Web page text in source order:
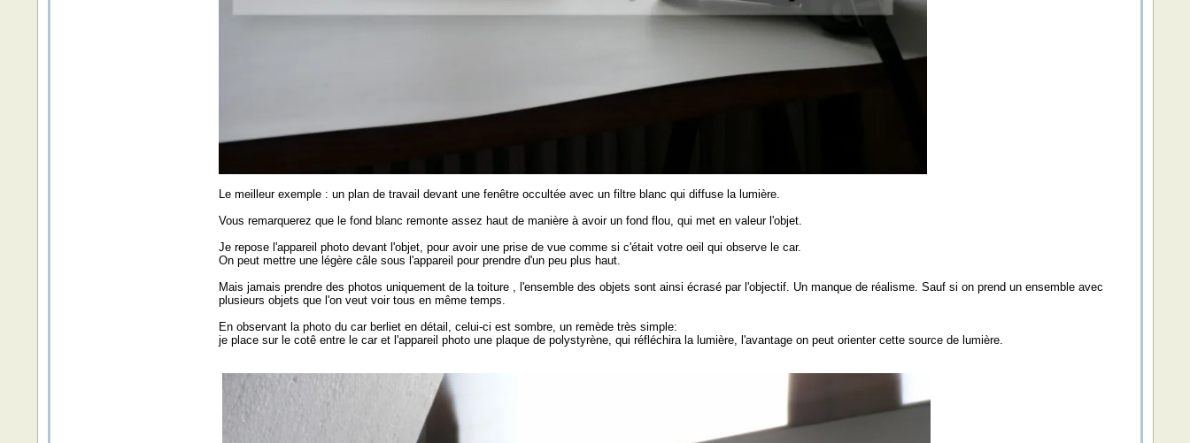
Le meilleur exemple : un plan de travail devant une fenêtre occultée avec un filtre blanc qui diffuse la lumière.
Vous remarquerez que le fond blanc remonte assez haut de manière à avoir un fond flou, qui met en valeur l'objet.
Je repose l'appareil photo devant l'objet, pour avoir une prise de vue comme si c'était votre oeil qui observe le car.
On peut mettre une légère câle sous l'appareil pour prendre d'un peu plus haut.
Mais jamais prendre des photos uniquement de la toiture , l'ensemble des objets sont ainsi écrasé par l'objectif. Un manque de réalisme. Sauf si on prend un ensemble avec
plusieurs objets que l'on veut voir tous en même temps.
En observant la photo du car berliet en détail, celui-ci est sombre, un remède très simple:
je place sur le cotê entre le car et l'appareil photo une plaque de polystyrène, qui réfléchira la lumière, l'avantage on peut orienter cette source de lumière.